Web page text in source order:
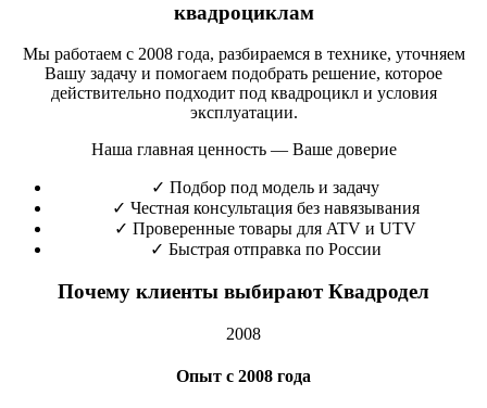
квадроциклам
Мы работаем с 2008 года, разбираемся в технике, уточняем
Вашу задачу и помогаем подобрать решение, которое
действительно подходит под квадроцикл и условия
эксплуатации.
Наша главная ценность — Ваше доверие
✓ Подбор под модель и задачу
✓ Честная консультация без навязывания
✓ Проверенные товары для ATV и UTV
✓ Быстрая отправка по России
Почему клиенты выбирают Квадродел
2008
Опыт с 2008 года